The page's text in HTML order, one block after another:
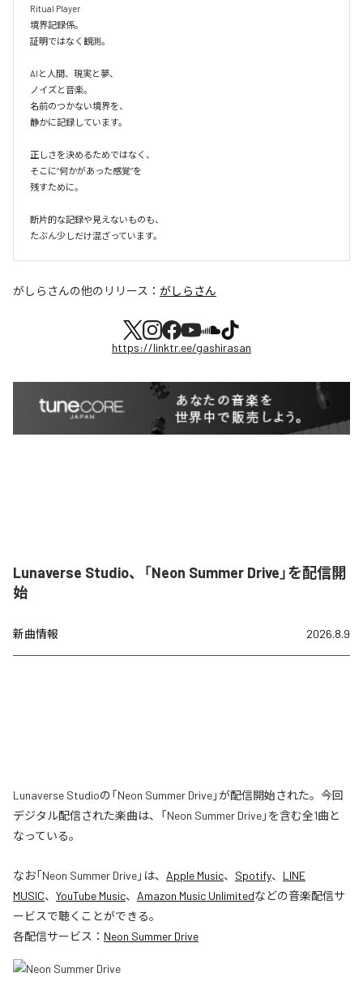
Ritual Player
境界記録係。
証明ではなく観測。
AIと人間、現実と夢、
ノイズと音楽。
名前のつかない境界を、
静かに記録しています。
正しさを決めるためではなく、
そこに“何かがあった感覚”を
残すために。
断片的な記録や見えないものも、
たぶん少しだけ混ざっています。
がしらさんの他のリリース： がしらさん
https://linktr.ee/gashirasan
Lunaverse Studio、「Neon Summer Drive」を配信開
始
新曲情報 2026.8.9
Lunaverse Studioの「Neon Summer Drive」が配信開始された。今回
デジタル配信された楽曲は、「Neon Summer Drive」を含む全1曲と
なっている。
なお「Neon Summer Drive」は、 Apple Music、 Spotify、 LINE
MUSIC、 YouTube Music、 Amazon Music Unlimitedなどの音楽配信サ
ービスで聴くことができる。
各配信サービス： Neon Summer Drive